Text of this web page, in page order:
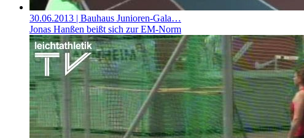
30.06.2013 | Bauhaus Junioren-Gala…
Jonas Hanßen beißt sich zur EM-Norm